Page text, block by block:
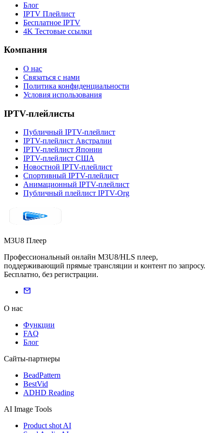
Блог
IPTV Плейлист
Бесплатное IPTV
4K Тестовые ссылки
Компания
О нас
Связаться с нами
Политика конфиденциальности
Условия использования
IPTV-плейлисты
Публичный IPTV-плейлист
IPTV-плейлист Австралии
IPTV-плейлист Японии
IPTV-плейлист США
Новостной IPTV-плейлист
Спортивный IPTV-плейлист
Анимационный IPTV-плейлист
Публичный плейлист IPTV-Org
M3U8 Плеер
Профессиональный онлайн M3U8/HLS плеер,
поддерживающий прямые трансляции и контент по запросу.
Бесплатно, без регистрации.
О нас
Функции
FAQ
Блог
Сайты-партнеры
BeadPattern
BestVid
ADHD Reading
AI Image Tools
Product shot AI